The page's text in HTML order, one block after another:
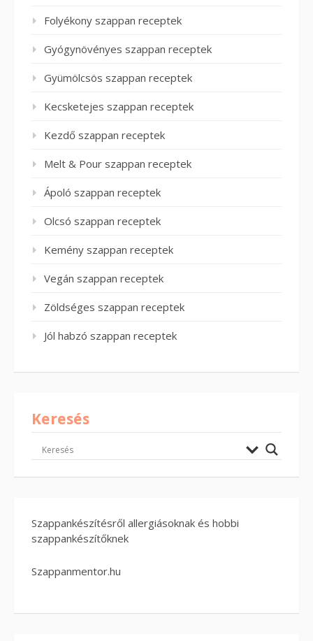
Folyékony szappan receptek
Gyógynövényes szappan receptek
Gyümölcsös szappan receptek
Kecsketejes szappan receptek
Kezdő szappan receptek
Melt & Pour szappan receptek
Ápoló szappan receptek
Olcsó szappan receptek
Kemény szappan receptek
Vegán szappan receptek
Zöldséges szappan receptek
Jól habzó szappan receptek
Keresés
Szappankészítésről allergiásoknak és hobbi
szappankészítőknek
Szappanmentor.hu